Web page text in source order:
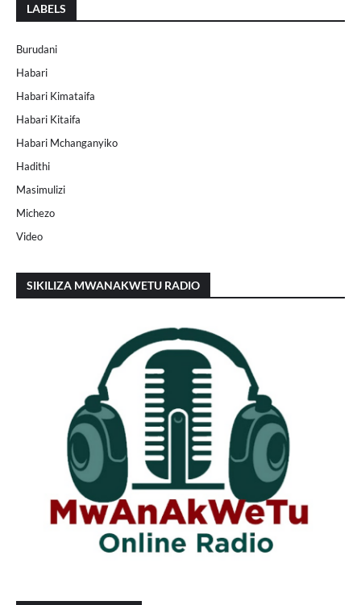
LABELS
Burudani
Habari
Habari Kimataifa
Habari Kitaifa
Habari Mchanganyiko
Hadithi
Masimulizi
Michezo
Video
SIKILIZA MWANAKWETU RADIO